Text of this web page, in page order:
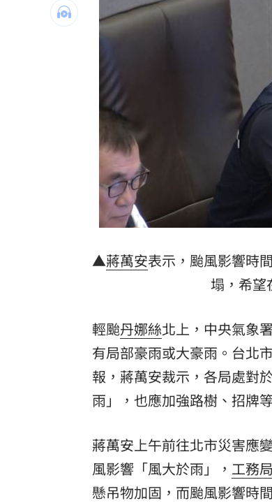
兄弟打線突破後勁 黃韋盛3打點
龍藏經7折仍要131.6萬 他原價
99歲婆婆「月花35萬」！66歲媳
外野僅是短暫快樂 餅總曝張皓
想靠正二翻本？ 達人教戰槓反
台灣彩券開獎直播中 20:31
LIVE三立+24小時直播
商場戰國來臨 台中「頂奢大道
「拍片人的多重宇宙」職涯論壇
8國球員齊聚高雄 Formosa 7s
理想混蛋號召粉絲跨海追星吃美
▲蔣萬安表示，颱風影響時
塌，希望
輕颱丹娜絲北上，中央氣象
有局部豪雨或大豪雨。台北
報，蔣萬安裁示，各局處對
雨」，也應加強路樹、招牌
蔣萬安上午前往北市災害應
風影響「風大於雨」， 工務局
懸吊物加固，而颱風影響時